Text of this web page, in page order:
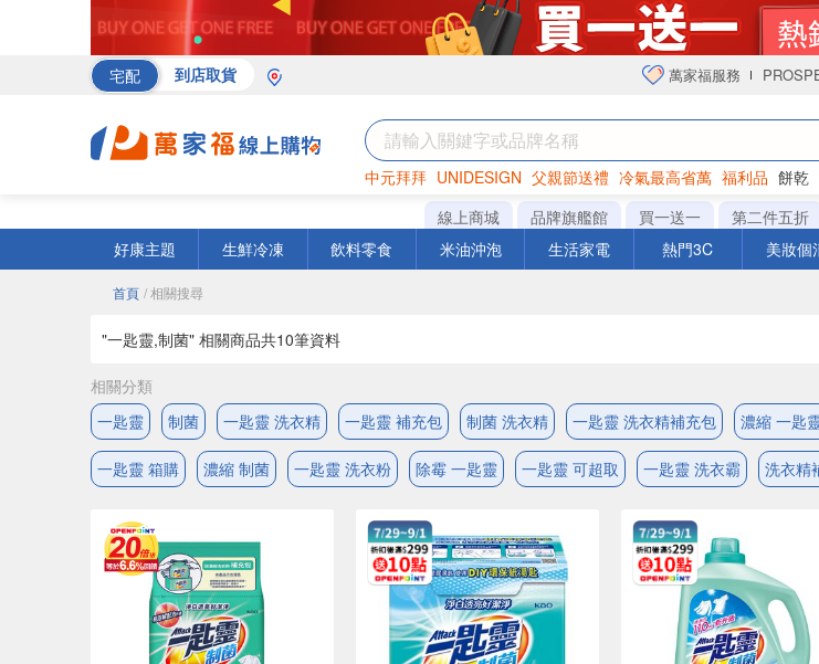
宅配 到店取貨 萬家福服務
中元拜拜 UNIDESIGN 父親節送禮 冷氣最高省萬 福利品 餅乾
巧克力 罐頭 衛生紙
線上商城 品牌旗艦館 買一送一 第二件五折
好康主題
生鮮冷凍 飲料零食 米油沖泡 生活家電 熱門3C 美妝個
首頁 / 相關搜尋
"一匙靈,制菌" 相關商品共10筆資料
相關分類
一匙靈
制菌 一匙靈 洗衣精 一匙靈 補充包 制菌 洗衣精 一匙靈 洗衣精補充包 濃縮 一匙
一匙靈 箱購 濃縮 制菌 一匙靈 洗衣粉 除霉 一匙靈 一匙靈 可超取 一匙靈 洗衣霸 洗衣精